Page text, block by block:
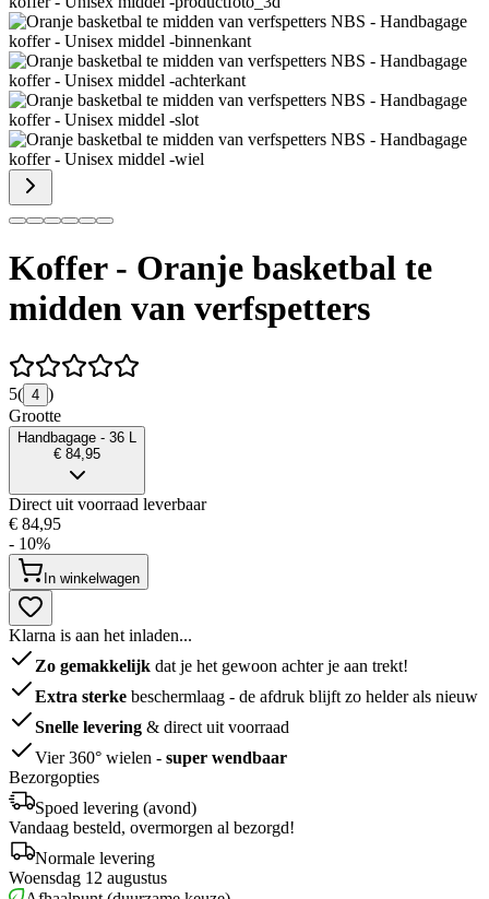
Koffer - Oranje basketbal te
midden van verfspetters
5( 4 )
Grootte
Handbagage - 36 L
€ 84,95
Direct uit voorraad leverbaar
€ 84,95
- 10%
In winkelwagen
Klarna is aan het inladen...
Zo gemakkelijk dat je het gewoon achter je aan trekt!
Extra sterke beschermlaag - de afdruk blijft zo helder als nieuw
Snelle levering & direct uit voorraad
Vier 360° wielen - super wendbaar
Bezorgopties
Spoed levering (avond)
Vandaag besteld, overmorgen al bezorgd!
Normale levering
Woensdag 12 augustus